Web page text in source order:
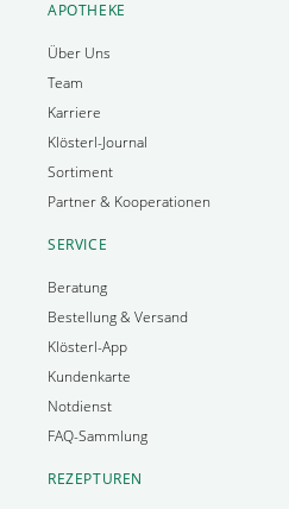
APOTHEKE
Über Uns
Team
Karriere
Klösterl-Journal
Sortiment
Partner & Kooperationen
SERVICE
Beratung
Bestellung & Versand
Klösterl-App
Kundenkarte
Notdienst
FAQ-Sammlung
REZEPTUREN